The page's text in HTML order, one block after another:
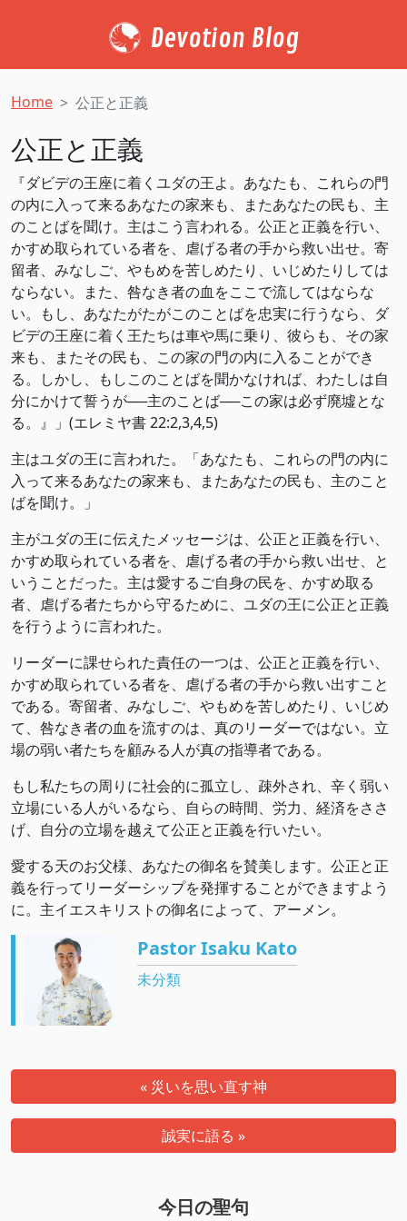
Devotion Blog
Home 公正と正義
公正と正義
『ダビデの王座に着くユダの王よ。あなたも、これらの門
の内に入って来るあなたの家来も、またあなたの民も、主
のことばを聞け。主はこう言われる。公正と正義を行い、
かすめ取られている者を、虐げる者の手から救い出せ。寄
留者、みなしご、やもめを苦しめたり、いじめたりしては
ならない。また、咎なき者の血をここで流してはならな
い。もし、あなたがたがこのことばを忠実に行うなら、ダ
ビデの王座に着く王たちは車や馬に乗り、彼らも、その家
来も、またその民も、この家の門の内に入ることができ
る。しかし、もしこのことばを聞かなければ、わたしは自
分にかけて誓うが──主のことば──この家は必ず廃墟とな
る。』」(エレミヤ書 22:2,3,4,5)
主はユダの王に言われた。「あなたも、これらの門の内に
入って来るあなたの家来も、またあなたの民も、主のこと
ばを聞け。」
主がユダの王に伝えたメッセージは、公正と正義を行い、
かすめ取られている者を、虐げる者の手から救い出せ、と
いうことだった。主は愛するご自身の民を、かすめ取る
者、虐げる者たちから守るために、ユダの王に公正と正義
を行うように言われた。
リーダーに課せられた責任の一つは、公正と正義を行い、
かすめ取られている者を、虐げる者の手から救い出すこと
である。寄留者、みなしご、やもめを苦しめたり、いじめ
て、咎なき者の血を流すのは、真のリーダーではない。立
場の弱い者たちを顧みる人が真の指導者である。
もし私たちの周りに社会的に孤立し、疎外され、辛く弱い
立場にいる人がいるなら、自らの時間、労力、経済をささ
げ、自分の立場を越えて公正と正義を行いたい。
愛する天のお父様、あなたの御名を賛美します。公正と正
義を行ってリーダーシップを発揮することができますよう
に。主イエスキリストの御名によって、アーメン。
Pastor Isaku Kato
未分類
« 災いを思い直す神
誠実に語る »
今日の聖句